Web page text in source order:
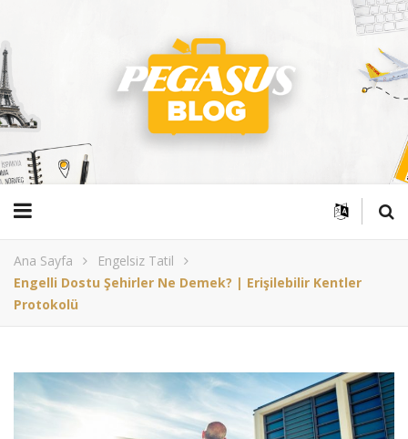
Ana Sayfa
Engelsiz Tatil
Engelli Dostu Şehirler Ne Demek? | Erişilebilir Kentler
Protokolü